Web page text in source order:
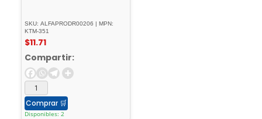
SKU: ALFAPRODR00206 | MPN:
KTM-351
$11.71
Compartir:
Comprar 🛒
Disponibles: 2